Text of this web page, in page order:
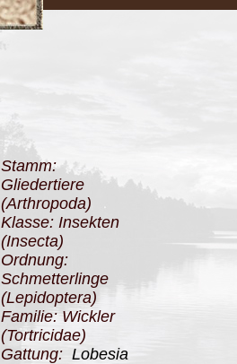
Stamm:
Gliedertiere
(Arthropoda)
Klasse: Insekten
(Insecta)
Ordnung:
Schmetterlinge
(Lepidoptera)
Familie: Wickler
(Tortricidae)
Gattung: Lobesia